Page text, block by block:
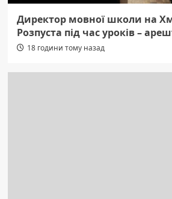
Директор мовної школи на
Розпуста під час уроків –
18 години тому назад